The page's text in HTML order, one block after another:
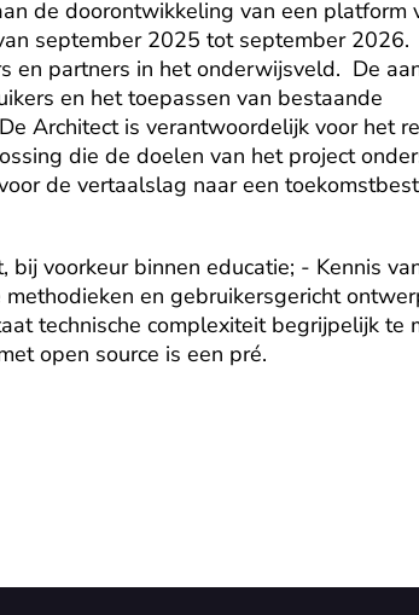
de doorontwikkeling van een platform
september 2025 tot september 2026.
en partners in het onderwijsveld.  De
en het toepassen van bestaande
Architect is verantwoordelijk voor het
die de doelen van het project
de vertaalslag naar een
voorkeur binnen educatie; - Kennis
en gebruikersgericht
technische complexiteit begrijpelijk te
open source is een pré.